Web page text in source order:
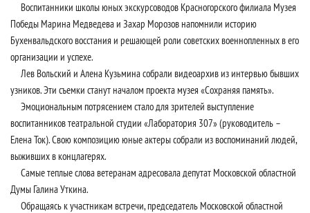
Воспитанники школы юных экскурсоводов Красногорского филиала Музея
Победы Марина Медведева и Захар Морозов напомнили историю
Бухенвальдского восстания и решающей роли советских военнопленных в его
организации и успехе.
Лев Вольский и Алена Кузьмина собрали видеоархив из интервью бывших
узников. Эти съемки станут началом проекта музея «Сохраняя память».
Эмоциональным потрясением стало для зрителей выступление
воспитанников театральной студии «Лаборатория 307» (руководитель –
Елена Ток). Свою композицию юные актеры собрали из воспоминаний людей,
выживших в концлагерях.
Самые теплые слова ветеранам адресовала депутат Московской областной
Думы Галина Уткина.
Обращаясь к участникам встречи, председатель Московской областной